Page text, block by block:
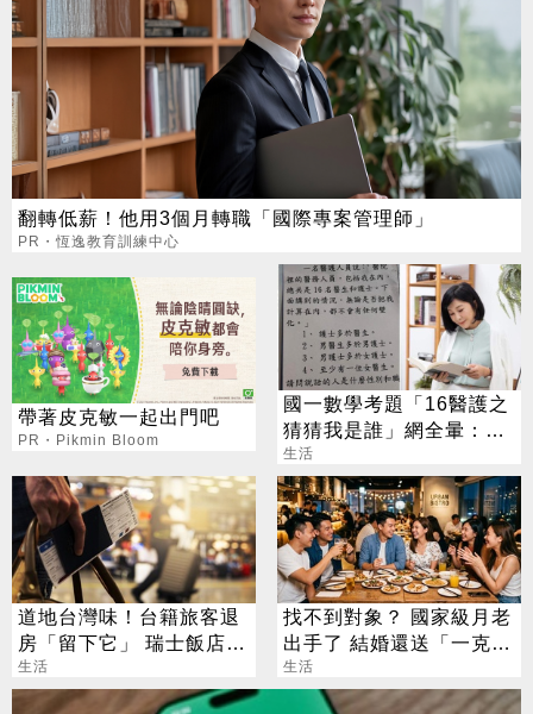
翻轉低薪！他用3個月轉職「國際專案管理師」
PR・恆逸教育訓練中心
帶著皮克敏一起出門吧
PR・Pikmin Bloom
國一數學考題「16醫護之
猜猜我是誰」網全暈：根
本看不懂
生活
道地台灣味！台籍旅客退
房「留下它」 瑞士飯店員
工吃上癮
生活
找不到對象？ 國家級月老
出手了 結婚還送「一克拉
鑽戒」
生活